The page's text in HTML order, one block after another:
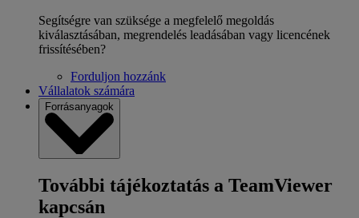
Segítségre van szüksége a megfelelő megoldás
kiválasztásában, megrendelés leadásában vagy licencének
frissítésében?
Forduljon hozzánk
Vállalatok számára
Forrásanyagok
További tájékoztatás a TeamViewer
kapcsán